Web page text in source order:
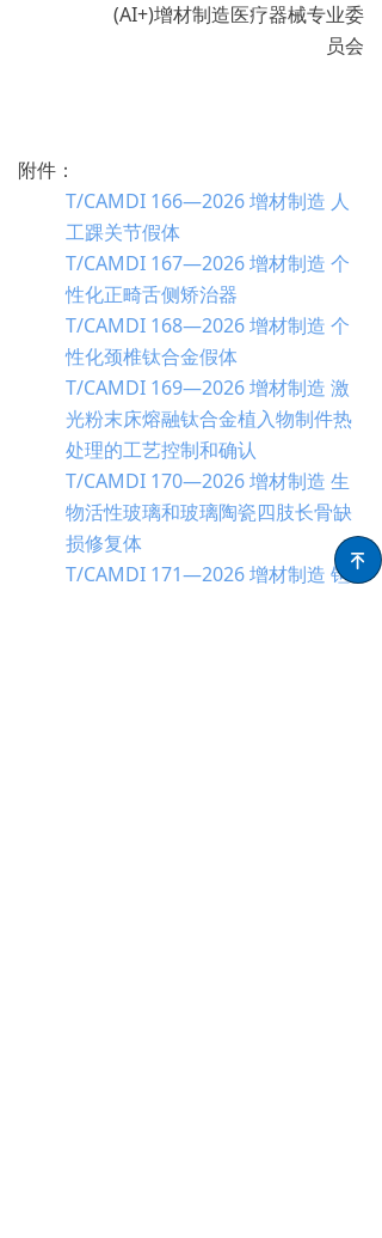
(AI+)增材制造医疗器械专业委
员会
附件：
T/CAMDI 166—2026 增材制造 人
工踝关节假体
T/CAMDI 167—2026 增材制造 个
性化正畸舌侧矫治器
T/CAMDI 168—2026 增材制造 个
性化颈椎钛合金假体
T/CAMDI 169—2026 增材制造 激
光粉末床熔融钛合金植入物制件热
处理的工艺控制和确认
T/CAMDI 170—2026 增材制造 生
物活性玻璃和玻璃陶瓷四肢长骨缺
损修复体
T/CAMDI 171—2026 增材制造 钽
녠